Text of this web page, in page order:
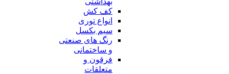
کف کش
انواع توری
سیم بکسل
رنگ های صنعتی
و ساختمانی
فرقون و
متعلقات